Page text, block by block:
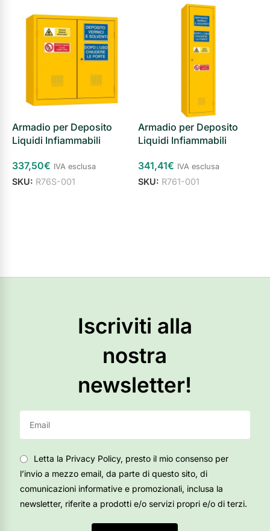
Armadio per Deposito
Liquidi Infiammabili
337,50€ IVA esclusa
SKU: R76S-001
Armadio per Deposito
Liquidi Infiammabili
341,41€ IVA esclusa
SKU: R761-001
Iscriviti alla
nostra
newsletter!
Letta la Privacy Policy, presto il mio consenso per
l’invio a mezzo email, da parte di questo sito, di
comunicazioni informative e promozionali, inclusa la
newsletter, riferite a prodotti e/o servizi propri e/o di terzi.